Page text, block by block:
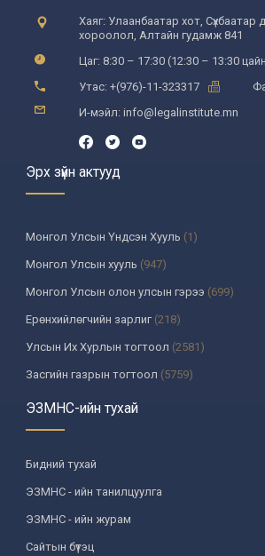
Хаяг: Улаанбаатар хот, Сүхбаатар
хороолол, Алтайн гудамж 841
Цаг: 8:30 – 17:30 (12:30 – 13:30
Утас: +(976)-11-323317
И-мэйл: info@legalinstitute.mn
Эрх зүйн актууд
Монгол Улсын Үндсэн Хууль (1)
Монгол Улсын хууль (947)
Монгол Улсын олон улсын гэрээ (699)
Ерөнхийлөгчийн зарлиг(218)
Улсын Их Хурлын тогтоол (2581)
Засгийн газрын тогтоол (5759)
Үндсэн хуулийн цэцийн шийдвэр
Улсын дээд шүүхийн тогтоол
УИХ-аас томилогддог байгууллагын дарга,
албан тушаалтны шийдвэр
Сайдын тушаал(987)
Засгийн газрын агентлагийн даргын тушаал
ЭЗМНС-ийн тухай
Бидний тухай
ЭЗМНС - ийн танилцуулга
ЭЗМНС - ийн журам
Сайтын бүтэц